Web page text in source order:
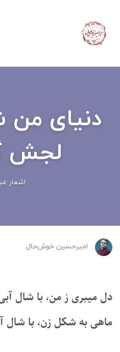
دنیای من
لجش
اشعار
امیرحسین ‌خوش‌حال
دل میبری ز من، با شال
ماهی به شکل زن، با شال